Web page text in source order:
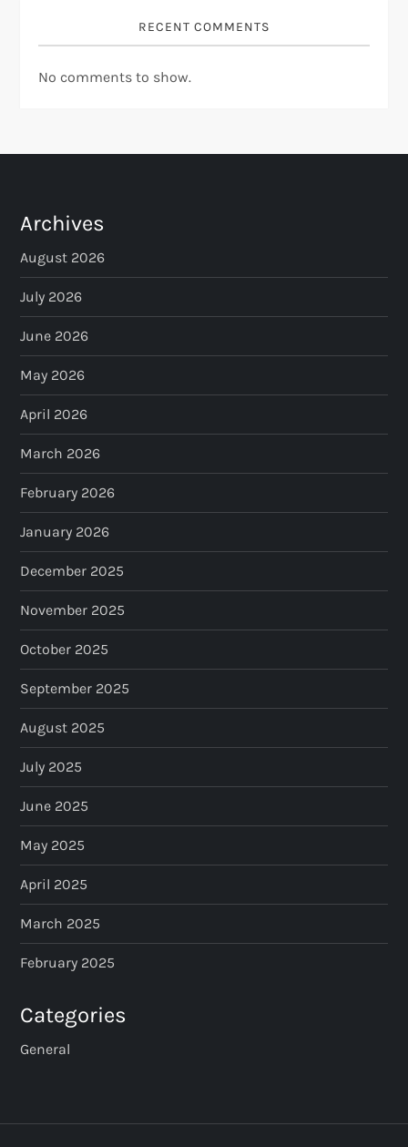
RECENT COMMENTS
No comments to show.
Archives
August 2026
July 2026
June 2026
May 2026
April 2026
March 2026
February 2026
January 2026
December 2025
November 2025
October 2025
September 2025
August 2025
July 2025
June 2025
May 2025
April 2025
March 2025
February 2025
Categories
General